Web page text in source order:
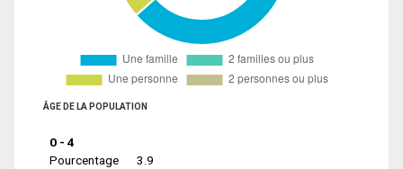
ÂGE DE LA POPULATION
0 - 4
Pourcentage
3.9